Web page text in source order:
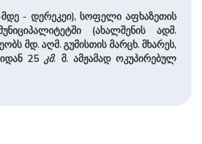
- დერეკეი), სოფელი აფხაზეთის
(ახალშენის ადმ.
მდ. აღმ. გუმისთის მარცხ. მხარეს,
25კმ. მ. ამჟამად ოკუპირებულ